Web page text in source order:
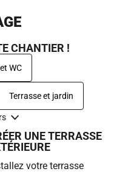
CHANTIER !
WC
Terrasse et jardin
UNE TERRASSE
votre terrasse